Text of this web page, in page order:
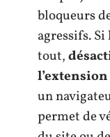
bloqueurs
agressifs. Si
tout,
un
permet de